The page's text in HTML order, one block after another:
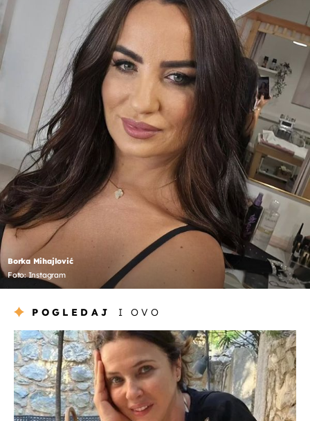
Borka Mihajlović
Foto: Instagram
POGLEDAJ I OVO